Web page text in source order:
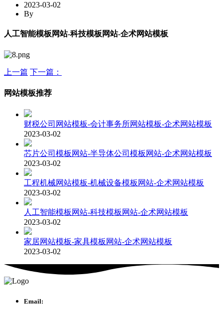
2023-03-02
By
人工智能模板网站-科技模板网站-企术网站模板
上一篇 下一篇：
网站模板推荐
财税公司网站模板-会计事务所网站模板-企术网站模板
2023-03-02
芯片公司模板网站-半导体公司模板网站-企术网站模板
2023-03-02
工程机械网站模板-机械设备模板网站-企术网站模板
2023-03-02
人工智能模板网站-科技模板网站-企术网站模板
2023-03-02
家居网站模板-家具模板网站-企术网站模板
2023-03-02
Email: